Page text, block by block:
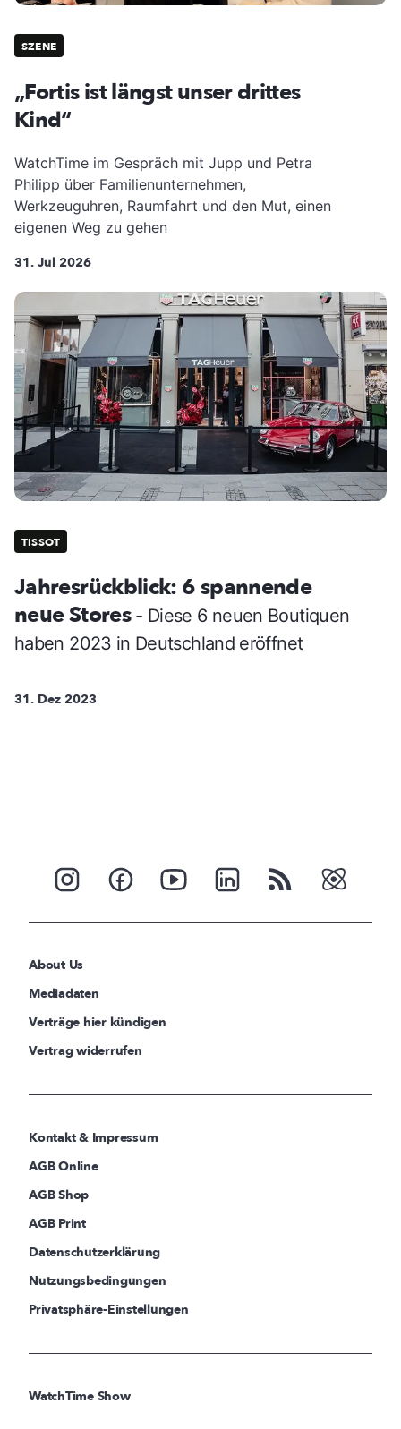
SZENE
„Fortis ist längst unser drittes
Kind“
WatchTime im Gespräch mit Jupp und Petra
Philipp über Familienunternehmen,
Werkzeuguhren, Raumfahrt und den Mut, einen
eigenen Weg zu gehen
31. Jul 2026
TISSOT
Jahresrückblick: 6 spannende
neue Stores - Diese 6 neuen Boutiquen
haben 2023 in Deutschland eröffnet
31. Dez 2023
About Us
Mediadaten
Verträge hier kündigen
Vertrag widerrufen
Kontakt & Impressum
AGB Online
AGB Shop
AGB Print
Datenschutzerklärung
Nutzungsbedingungen
Privatsphäre-Einstellungen
WatchTime Show